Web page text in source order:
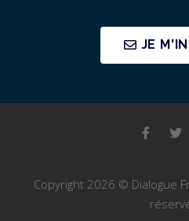
JE
Copyright 2026 © Dialogue